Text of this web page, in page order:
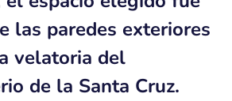
las paredes exteriores
velatoria del
de la Santa Cruz.